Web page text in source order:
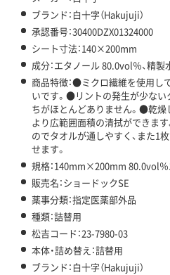
ブランド：白十字（Hakujuji）
承認番号：30400DZX01324000
シート寸法：140×200mm
成分：エタノール 80.0vol％、精製
商品特徴：●ミクロ繊維を使用し
いです。●リントの発生が少ない
ちがほとんどありません。●乾燥
より広範囲面積の清拭ができま
のでタオルが通しやすく、また1
せます。
規格：140mm×200mm 80.0vol
販売名：ショードックSE
薬事分類：指定医薬部外品
種類：詰替用
松吉コード：23-7980-03
本体・詰め替え：詰替用
ブランド：白十字（Hakujuji）